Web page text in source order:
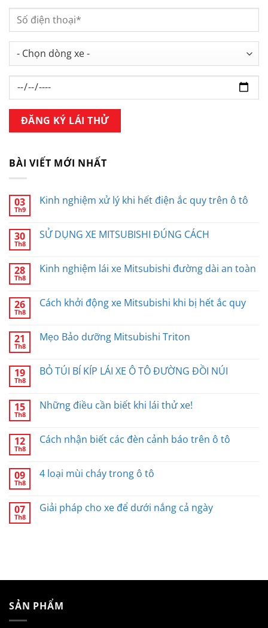
BÀI VIẾT MỚI NHẤT
03
Th9
Kinh nghiệm xử lý khi hết điện ắc quy trên ô tô
30
Th8
SỬ DỤNG XE MITSUBISHI ĐÚNG CÁCH
28
Th8
Kinh nghiệm lái xe Mitsubishi đường dài an toàn
26
Th8
Cách khởi động xe Mitsubishi khi bị hết ắc quy
21
Th8
Mẹo Bảo dưỡng Mitsubishi Triton
19
Th8
BỎ TÚI BÍ KÍP LÁI XE Ô TÔ ĐƯỜNG ĐỒI NÚI
15
Th8
Những điều cần biết khi lái thử xe!
12
Th8
Cách nhận biết các đèn cảnh báo trên ô tô
09
Th8
4 loại mùi cháy trong ô tô
07
Th8
Giải pháp cho xe để dưới nắng cả ngày
SẢN PHẨM